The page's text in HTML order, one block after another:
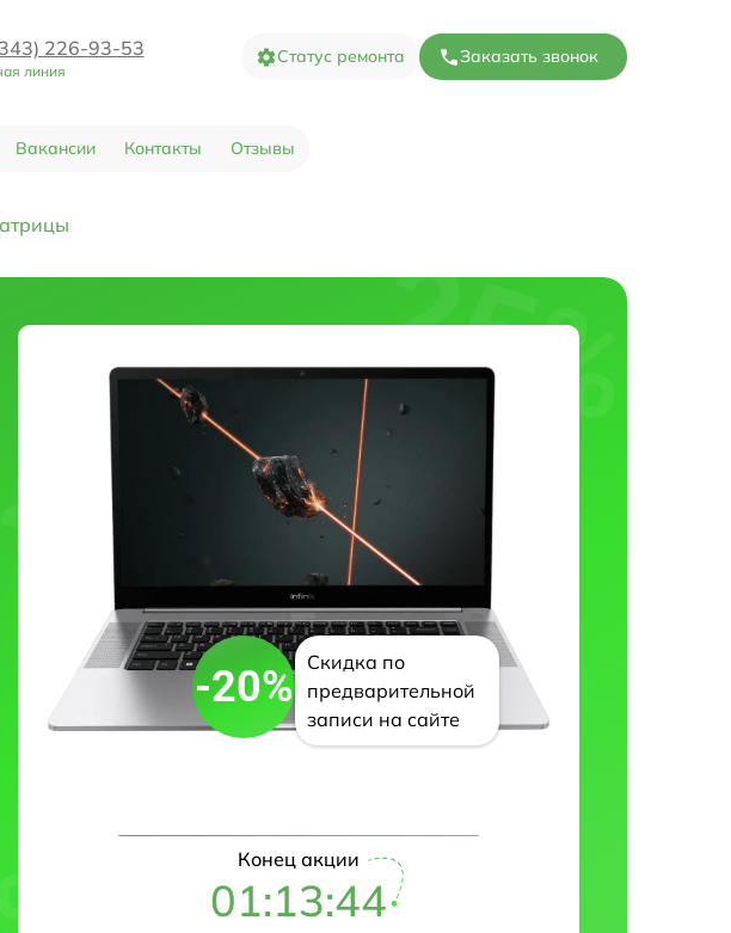
226-93-53
линия
Статус ремонта Заказать звонок
Вакансии Контакты Отзывы
-20%
Скидка по
предварительной
записи на сайте
Конец акции
01:13:43